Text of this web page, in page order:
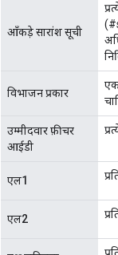
आँकड़े सारांश सूची
विभाजन प्रकार
एक
उम्मीदवार फ़ीचर
आईडी
एल1
एल2